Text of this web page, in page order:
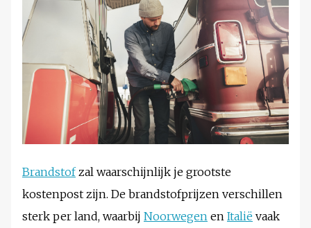
Brandstofzal waarschijnlijk je grootste
kostenpost zijn. De brandstofprijzen verschillen
sterk per land, waarbij Noorwegen en Italië vaak